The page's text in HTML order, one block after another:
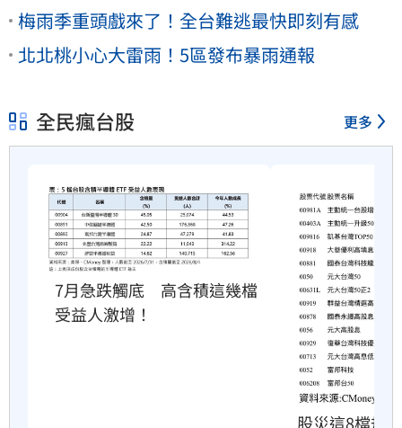
梅雨季重頭戲來了！全台難逃最快即刻有感
北北桃小心大雷雨！5區發布暴雨通報
全民瘋台股 更多
7月急跌觸底　高含積這幾檔
受益人激增！
股災這8檔規